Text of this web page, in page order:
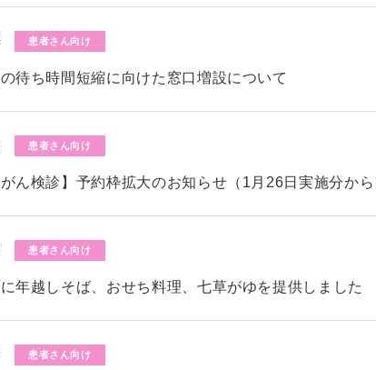
患者さん向け
待ち時間短縮に向けた窓口増設について
患者さん向け
がん検診】予約枠拡大のお知らせ（1月26日実施分から
患者さん向け
年越しそば、おせち料理、七草がゆを提供しました
患者さん向け